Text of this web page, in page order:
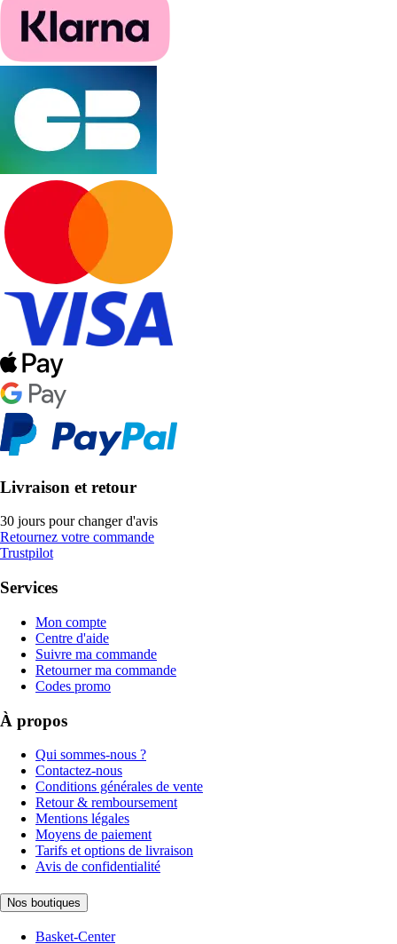
Livraison et retour
30 jours pour changer d'avis
Retournez votre commande
Trustpilot
Services
Mon compte
Centre d'aide
Suivre ma commande
Retourner ma commande
Codes promo
À propos
Qui sommes-nous ?
Contactez-nous
Conditions générales de vente
Retour & remboursement
Mentions légales
Moyens de paiement
Tarifs et options de livraison
Avis de confidentialité
Nos boutiques
Basket-Center